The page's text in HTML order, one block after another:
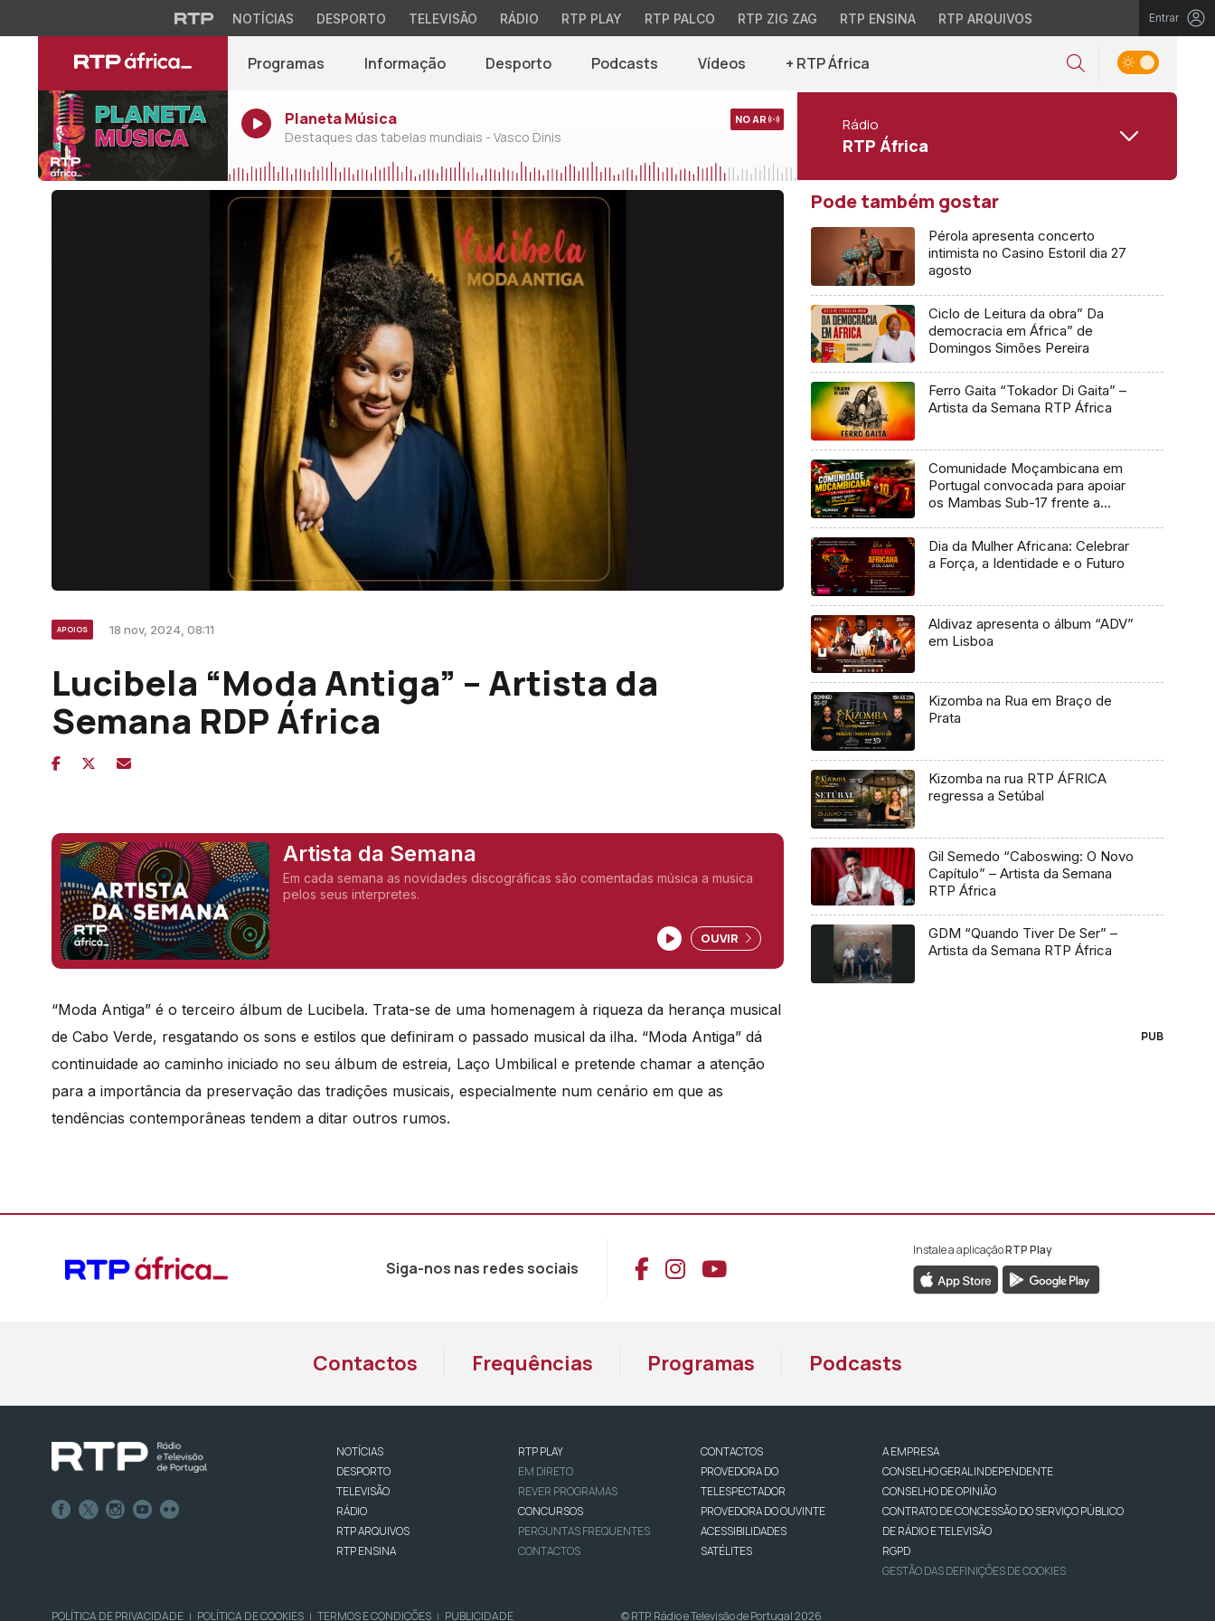
NOTÍCIAS DESPORTO TELEVISÃO RÁDIO RTP PLAY RTP PALCO RTP ZIG ZAG RTP ENSINA RTP ARQUIVOS Entrar
Programas Informação Desporto Podcasts Vídeos + RTP África
Planeta Música
Destaques das tabelas mundiais - Vasco Dinis
NO AR Rádio
RTP África
APOIOS 18 nov, 2024, 08:11
Lucibela “Moda Antiga” – Artista da
Semana RDP África
Artista da Semana
Em cada semana as novidades discográficas são comentadas música a musica
pelos seus interpretes.
OUVIR
“Moda Antiga” é o terceiro álbum de Lucibela. Trata-se de uma homenagem à riqueza da herança musical
de Cabo Verde, resgatando os sons e estilos que definiram o passado musical da ilha. “Moda Antiga” dá
continuidade ao caminho iniciado no seu álbum de estreia, Laço Umbilical e pretende chamar a atenção
para a importância da preservação das tradições musicais, especialmente num cenário em que as
tendências contemporâneas tendem a ditar outros rumos.
Pode também gostar
Pérola apresenta concerto
intimista no Casino Estoril dia 27
agosto
Ciclo de Leitura da obra” Da
democracia em África” de
Domingos Simões Pereira
Ferro Gaita “Tokador Di Gaita” –
Artista da Semana RTP África
Comunidade Moçambicana em
Portugal convocada para apoiar
os Mambas Sub-17 frente a
Dia da Mulher Africana: Celebrar
a Força, a Identidade e o Futuro
Aldivaz apresenta o álbum “ADV”
em Lisboa
Kizomba na Rua em Braço de
Prata
Kizomba na rua RTP ÁFRICA
regressa a Setúbal
Gil Semedo “Caboswing: O Novo
Capítulo” – Artista da Semana
RTP África
GDM “Quando Tiver De Ser” –
Artista da Semana RTP África
PUB
Siga-nos nas redes sociais Aceder ao Facebook da RTP África
Aceder ao Instagram da RTP África
Aceder ao YouTube da RTP África
Instale a aplicaçãoRTP Play
Contactos Frequências Programas Podcasts
NOTÍCIAS
DESPORTO
TELEVISÃO
RÁDIO
RTP ARQUIVOS
RTP ENSINA
RTP PLAY
EM DIRETO
REVER PROGRAMAS
CONCURSOS
PERGUNTAS FREQUENTES
CONTACTOS
CONTACTOS
PROVEDORA DO
TELESPECTADOR
PROVEDORA DO OUVINTE
ACESSIBILIDADES
SATÉLITES
A EMPRESA
CONSELHO GERAL INDEPENDENTE
CONSELHO DE OPINIÃO
CONTRATO DE CONCESSÃO DO SERVIÇO PÚBLICO
DE RÁDIO E TELEVISÃO
RGPD
GESTÃO DAS DEFINIÇÕES DE COOKIES
POLÍTICA DE PRIVACIDADE | POLÍTICA DE COOKIES | TERMOS E CONDIÇÕES | PUBLICIDADE © RTP, Rádio e Televisão de Portugal 2026